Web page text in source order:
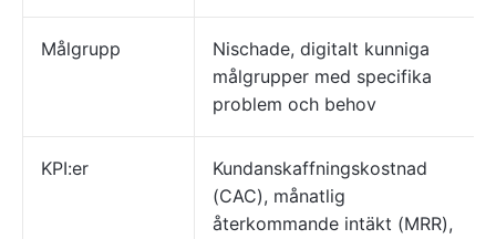
Målgrupp
Nischade, digitalt kunniga
målgrupper med specifika
problem och behov
KPI:er
Kundanskaffningskostnad
(CAC), månatlig
återkommande intäkt (MRR),